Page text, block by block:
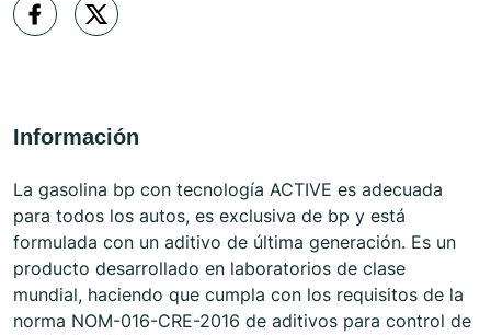
Información
La gasolina bp con tecnología ACTIVE es adecuada
para todos los autos, es exclusiva de bp y está
formulada con un aditivo de última generación. Es un
producto desarrollado en laboratorios de clase
mundial, haciendo que cumpla con los requisitos de la
norma NOM-016-CRE-2016 de aditivos para control de